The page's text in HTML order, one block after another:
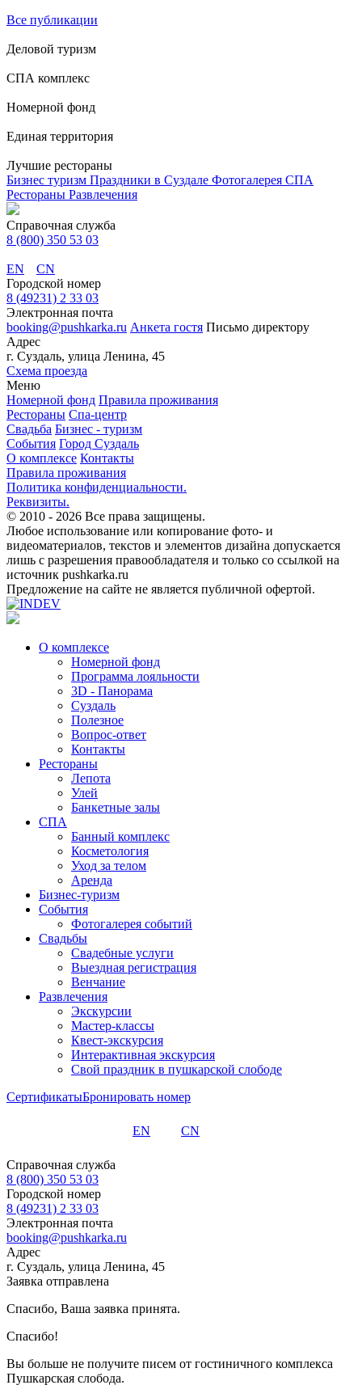
Все публикации
Деловой туризм
СПА комплекс
Номерной фонд
Единая территория
Лучшие рестораны
Бизнес туризм Праздники в Суздале Фотогалерея СПА
Рестораны Развлечения
Справочная служба
8 (800) 350 53 03
EN
CN
Городской номер
8 (49231) 2 33 03
Электронная почта
booking@pushkarka.ru Анкета гостя Письмо директору
Адрес
г. Суздаль, улица Ленина, 45
Схема проезда
Меню
Номерной фонд Правила проживания
Рестораны Спа-центр
Свадьба Бизнес - туризм
События Город Суздаль
О комплексе Контакты
Правила проживания
Политика конфиденциальности.
Реквизиты.
© 2010 - 2026 Все права защищены.
Любое использование или копирование фото- и
видеоматериалов, текстов и элементов дизайна допускается
лишь с разрешения правообладателя и только со ссылкой на
источник pushkarka.ru
Предложение на сайте не является публичной офертой.
О комплексе
Номерной фонд
Программа лояльности
3D - Панорама
Суздаль
Полезное
Вопрос-ответ
Контакты
Рестораны
Лепота
Улей
Банкетные залы
СПА
Банный комплекс
Косметология
Уход за телом
Аренда
Бизнес-туризм
События
Фотогалерея событий
Свадьбы
Свадебные услуги
Выездная регистрация
Венчание
Развлечения
Экскурсии
Мастер-классы
Квест-экскурсия
Интерактивная экскурсия
Свой праздник в пушкарской слободе
СертификатыБронировать номер
EN CN
Справочная служба
8 (800) 350 53 03
Городской номер
8 (49231) 2 33 03
Электронная почта
booking@pushkarka.ru
Адрес
г. Суздаль, улица Ленина, 45
Заявка отправлена
Спасибо, Ваша заявка принята.
Спасибо!
Вы больше не получите писем от гостиничного комплекса
Пушкарская слобода.